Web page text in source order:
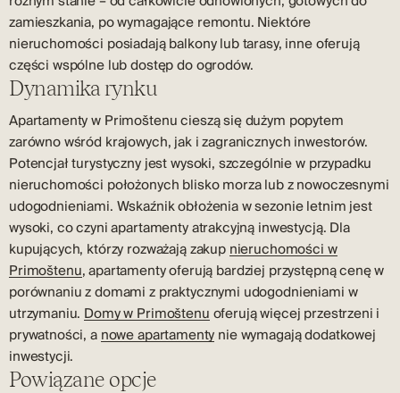
zamieszkania, po wymagające remontu. Niektóre
nieruchomości posiadają balkony lub tarasy, inne oferują
części wspólne lub dostęp do ogrodów.
Dynamika rynku
Apartamenty w Primoštenu cieszą się dużym popytem
zarówno wśród krajowych, jak i zagranicznych inwestorów.
Potencjał turystyczny jest wysoki, szczególnie w przypadku
nieruchomości położonych blisko morza lub z nowoczesnymi
udogodnieniami. Wskaźnik obłożenia w sezonie letnim jest
wysoki, co czyni apartamenty atrakcyjną inwestycją. Dla
kupujących, którzy rozważają zakup nieruchomości w
Primoštenu, apartamenty oferują bardziej przystępną cenę w
porównaniu z domami z praktycznymi udogodnieniami w
utrzymaniu. Domy w Primoštenu oferują więcej przestrzeni i
prywatności, a nowe apartamenty nie wymagają dodatkowej
inwestycji.
Powiązane opcje